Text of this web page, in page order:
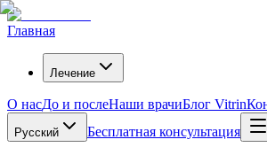
Главная
Лечение
О насДо и послеНаши врачиБлог Vitrin
Русский Бесплатная консультация